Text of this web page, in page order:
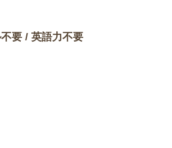
要 / 英語力不要